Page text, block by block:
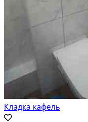
Кладка кафель